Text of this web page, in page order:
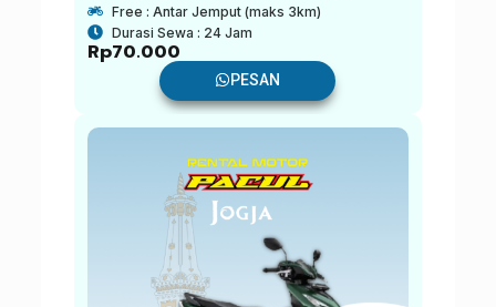
Free : Antar Jemput (maks 3km)
Durasi Sewa : 24 Jam
Rp70.000
PESAN